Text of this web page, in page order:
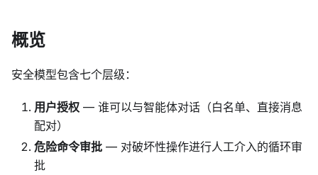
概览
安全模型包含七个层级：
用户授权 — 谁可以与智能体对话（白名单、直接消息
配对）
危险命令审批 — 对破坏性操作进行人工介入的循环审
批